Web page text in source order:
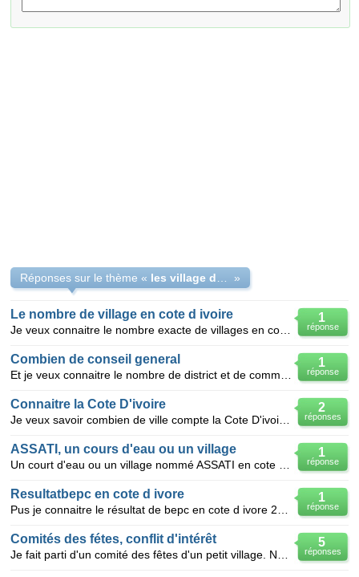
Réponses sur le thème « »
1
réponse
Le nombre de village en cote d ivoire
1
réponse
Combien de conseil general
2
réponses
Connaitre la Cote D'ivoire
1
réponse
ASSATI, un cours d'eau ou un village
1
réponse
Resultatbepc en cote d ivore
5
réponses
Comités des fétes, conflit d'intérêt